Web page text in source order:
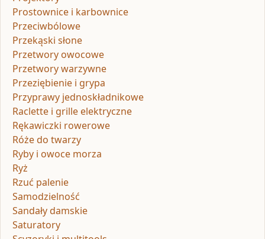
Prostownice i karbownice
Przeciwbólowe
Przekąski słone
Przetwory owocowe
Przetwory warzywne
Przeziębienie i grypa
Przyprawy jednoskładnikowe
Raclette i grille elektryczne
Rękawiczki rowerowe
Róże do twarzy
Ryby i owoce morza
Ryż
Rzuć palenie
Samodzielność
Sandały damskie
Saturatory